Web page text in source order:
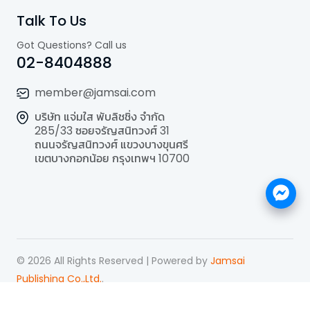
Talk To Us
Got Questions? Call us
02-8404888
member@jamsai.com
บริษัท แจ่มใส พับลิชชิ่ง จำกัด
285/33 ซอยจรัญสนิทวงศ์ 31
ถนนจรัญสนิทวงศ์ แขวงบางขุนศรี
เขตบางกอกน้อย กรุงเทพฯ 10700
© 2026 All Rights Reserved | Powered by Jamsai
Publishing Co.,Ltd..